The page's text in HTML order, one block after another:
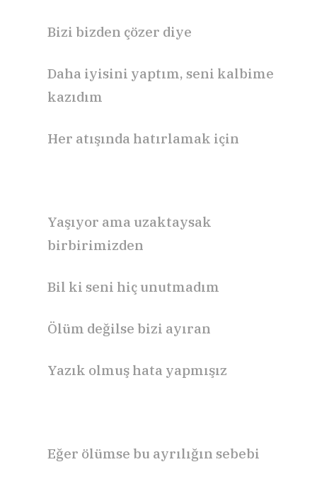
Bizi bizden çözer diye
Daha iyisini yaptım, seni kalbime
kazıdım
Her atışında hatırlamak için
Yaşıyor ama uzaktaysak
birbirimizden
Bil ki seni hiç unutmadım
Ölüm değilse bizi ayıran
Yazık olmuş hata yapmışız
Eğer ölümse bu ayrılığın sebebi